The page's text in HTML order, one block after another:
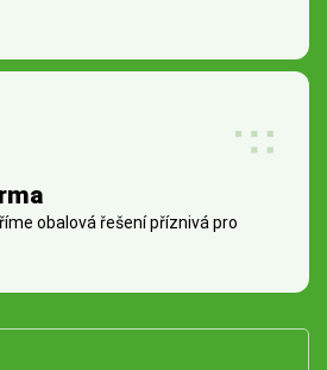
obalová řešení příznivá pro